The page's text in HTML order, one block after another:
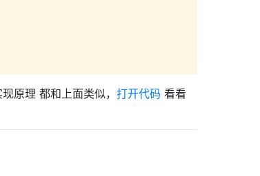
原理 都和上面类似， 打开代码 看看